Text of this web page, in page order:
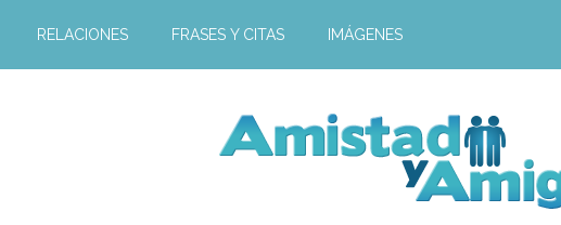
RELACIONES FRASES Y CITAS IMÁGENES